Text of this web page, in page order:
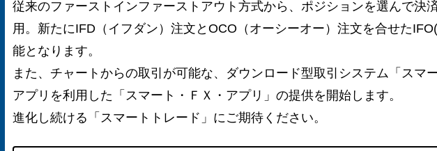
従来のファーストインファーストアウト方式から、ポジションを選んで決
用。新たにIFD（イフダン）注文とOCO（オーシーオー）注文を合せた
能となります。
また、チャートからの取引が可能な、ダウンロード型取引システム「スマ
アプリを利用した「スマート・ＦＸ・アプリ」の提供を開始します。
進化し続ける「スマートトレード」にご期待ください。